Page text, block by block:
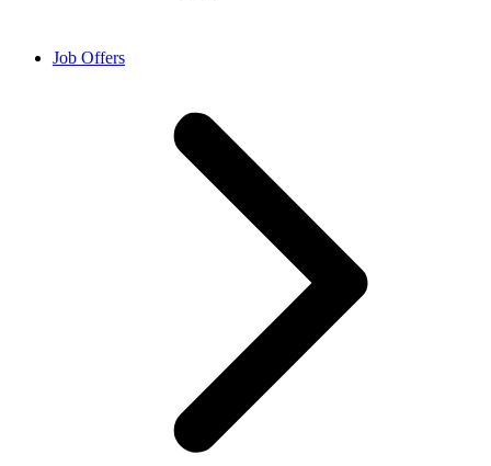
Job Offers